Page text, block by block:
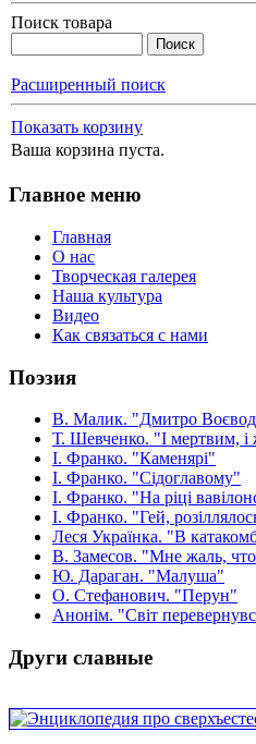
Поиск товара
Расширенный поиск
Показать корзину
Ваша корзина пуста.
Главное меню
Главная
О нас
Творческая галерея
Наша культура
Видео
Как связаться с нами
Поэзия
В. Малик. "Дмитро
Т. Шевченко. "І мертвим,
І. Франко. "Каменярі"
І. Франко. "Сідоглавому"
І. Франко. "На ріці
І. Франко. "Гей,
Леся Українка. "В
В. Замесов. "Мне жаль, что
Ю. Дараган. "Малуша"
О. Стефанович. "Перун"
Анонім. "Світ
Други славные